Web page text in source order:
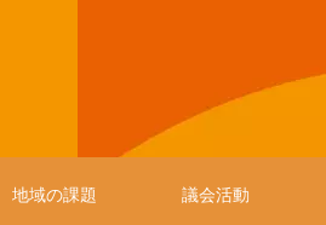
地域の課題 議会活動